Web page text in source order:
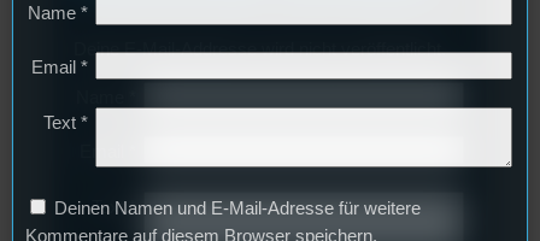
Deine E-Mail-Addresse wird nicht veröffentlicht.
Text*
Name *
Email *
Text *
Deinen Namen und E-Mail-Adresse für weitere
Kommentare auf diesem Browser speichern.